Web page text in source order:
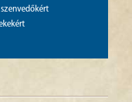
szenvedőkért